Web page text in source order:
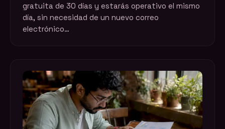
gratuita de 30 días y estarás operativo el mismo
día, sin necesidad de un nuevo correo
electrónico…